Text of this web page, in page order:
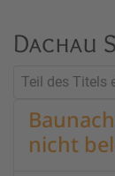
Dachau
Teil des Titels
nicht